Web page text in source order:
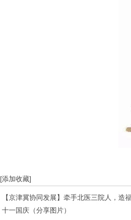
[添加收藏]
【京津冀协同发展】牵手北医三院人，造
十一国庆（分享图片）